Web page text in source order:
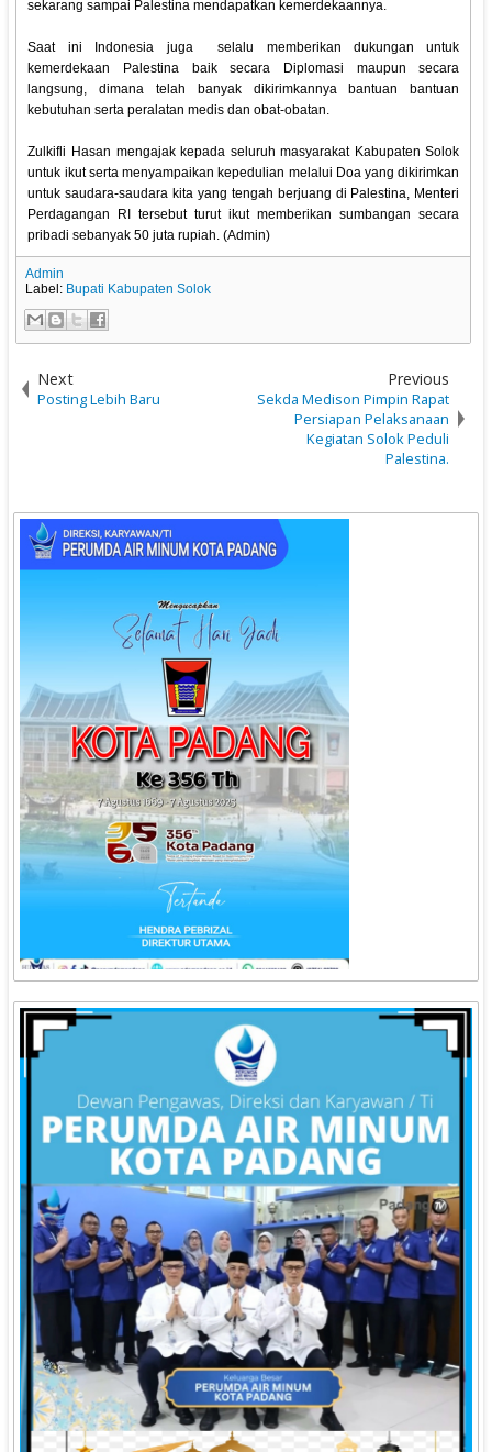
sekarang sampai Palestina mendapatkan kemerdekaannya.
Saat ini Indonesia juga selalu memberikan dukungan untuk
kemerdekaan Palestina baik secara Diplomasi maupun secara
langsung, dimana telah banyak dikirimkannya bantuan bantuan
kebutuhan serta peralatan medis dan obat-obatan.
Zulkifli Hasan mengajak kepada seluruh masyarakat Kabupaten Solok
untuk ikut serta menyampaikan kepedulian melalui Doa yang dikirimkan
untuk saudara-saudara kita yang tengah berjuang di Palestina, Menteri
Perdagangan RI tersebut turut ikut memberikan sumbangan secara
pribadi sebanyak 50 juta rupiah. (Admin)
Admin
Label: Bupati Kabupaten Solok
Next
Posting Lebih Baru
Previous
Sekda Medison Pimpin Rapat
Persiapan Pelaksanaan
Kegiatan Solok Peduli
Palestina.